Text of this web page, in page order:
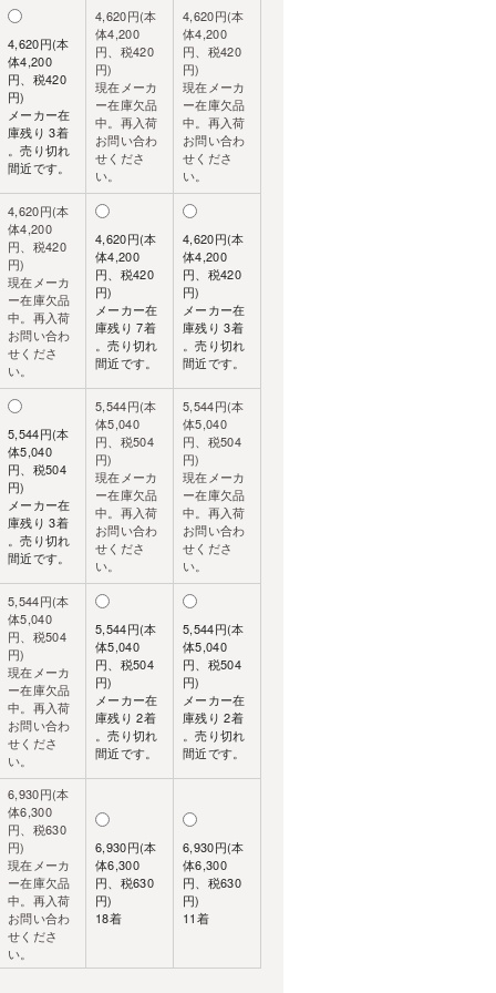
4,620円(本
体4,200
円、税420
円)
メーカー在
庫残り 3着
。売り切れ
間近です。
4,620円(本
体4,200
円、税420
円)
現在メーカ
ー在庫欠品
中。再入荷
お問い合わ
せくださ
い。
4,620円(本
体4,200
円、税420
円)
現在メーカ
ー在庫欠品
中。再入荷
お問い合わ
せくださ
い。
4,620円(本
体4,200
円、税420
円)
現在メーカ
ー在庫欠品
中。再入荷
お問い合わ
せくださ
い。
4,620円(本
体4,200
円、税420
円)
メーカー在
庫残り 7着
。売り切れ
間近です。
4,620円(本
体4,200
円、税420
円)
メーカー在
庫残り 3着
。売り切れ
間近です。
5,544円(本
体5,040
円、税504
円)
メーカー在
庫残り 3着
。売り切れ
間近です。
5,544円(本
体5,040
円、税504
円)
現在メーカ
ー在庫欠品
中。再入荷
お問い合わ
せくださ
い。
5,544円(本
体5,040
円、税504
円)
現在メーカ
ー在庫欠品
中。再入荷
お問い合わ
せくださ
い。
5,544円(本
体5,040
円、税504
円)
現在メーカ
ー在庫欠品
中。再入荷
お問い合わ
せくださ
い。
5,544円(本
体5,040
円、税504
円)
メーカー在
庫残り 2着
。売り切れ
間近です。
5,544円(本
体5,040
円、税504
円)
メーカー在
庫残り 2着
。売り切れ
間近です。
6,930円(本
体6,300
円、税630
円)
現在メーカ
ー在庫欠品
中。再入荷
お問い合わ
せくださ
い。
6,930円(本
体6,300
円、税630
円)
18着
6,930円(本
体6,300
円、税630
円)
11着